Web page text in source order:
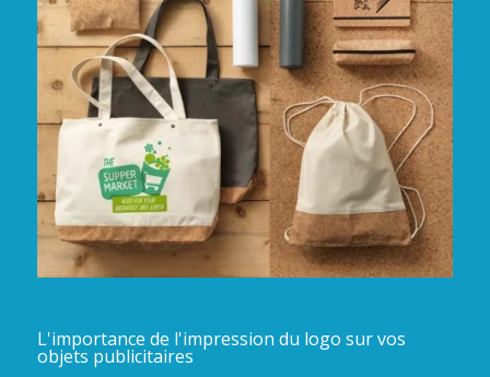
L'importance de l'impression du logo sur vos
objets publicitaires